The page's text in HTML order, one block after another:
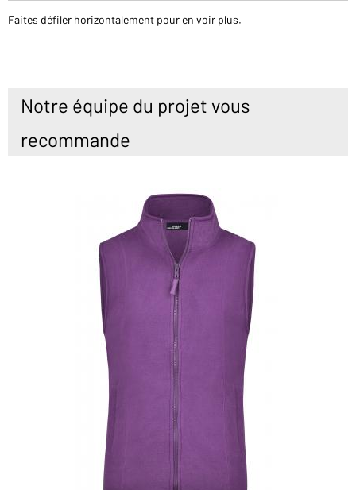
Faites défiler horizontalement pour en voir plus.
Notre équipe du projet vous
recommande